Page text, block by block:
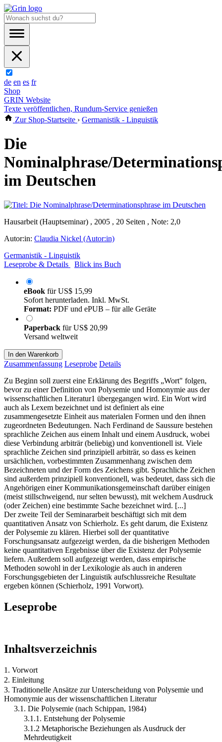
de en es fr
Shop
GRIN Website
Texte veröffentlichen, Rundum-Service genießen
Zur Shop-Startseite › Germanistik - Linguistik
Die
Nominalphrase/
im Deutschen
Hausarbeit (Hauptseminar) , 2005 , 20 Seiten , Note: 2,0
Autor:in: Claudia Nickel (Autor:in)
Germanistik - Linguistik
Leseprobe & Details
Blick ins Buch
eBook fürUS$ 15,99
Sofort herunterladen. Inkl. MwSt.
Format: PDF und ePUB – für alle Geräte
Paperback fürUS$ 20,99
Versand weltweit
In den Warenkorb
Zusammenfassung Leseprobe Details
Zu Beginn soll zuerst eine Erklärung des Begriffs „Wort" folgen,
bevor zu einer Definition von Polysemie und Homonymie aus der
wissenschaftlichen Literatur1 übergegangen wird. Ein Wort wird
auch als Lexem bezeichnet und ist definiert als eine
zusammengesetzte Einheit aus materialen Formen und den ihnen
zugeordneten Bedeutungen. Nach Ferdinand de Saussure bestehen
sprachliche Zeichen aus einem Inhalt und einem Ausdruck, wobei
diese Verbindung arbiträr (beliebig) und konventionell ist. Viele
sprachliche Zeichen sind prinzipiell arbiträr, so dass es keinen
ursächlichen, vorbestimmten Zusammenhang zwischen dem
Bezeichneten und der Form des Zeichens gibt. Sprachliche Zeichen
sind außerdem prinzipiell konventionell, was bedeutet, dass sich die
Angehörigen einer Kommunikationsgemeinschaft darüber einigen
(meist stillschweigend, nur selten bewusst), mit welchem Ausdruck
(oder Zeichen) eine bestimmte Sache bezeichnet wird. [...]
Der zweite Teil der Seminararbeit beschäftigt sich mit dem
quantitativen Ansatz von Schierholz. Es geht darum, die Existenz
der Polysemie zu klären. Hierbei soll der quantitative
Forschungsansatz aufgezeigt werden, da die bisherigen Methoden
keine quantitativen Ergebnisse über die Existenz der Polysemie
liefern. Außerdem soll aufgezeigt werden, dass empirische
Methoden sowohl in der Lexikologie als auch in anderen
Forschungsgebieten der Linguistik aufschlussreiche Resultate
ergeben können (Schierholz, 1991 Vorwort).
Leseprobe
Inhaltsverzeichnis
1. Vorwort
2. Einleitung
3. Traditionelle Ansätze zur Unterscheidung von Polysemie und
Homonymie aus der wissenschaftlichen Literatur
3.1. Die Polysemie (nach Schippan, 1984)
3.1.1. Entstehung der Polysemie
3.1.2 Metaphorische Beziehungen als Ausdruck der
Mehrdeutigkeit